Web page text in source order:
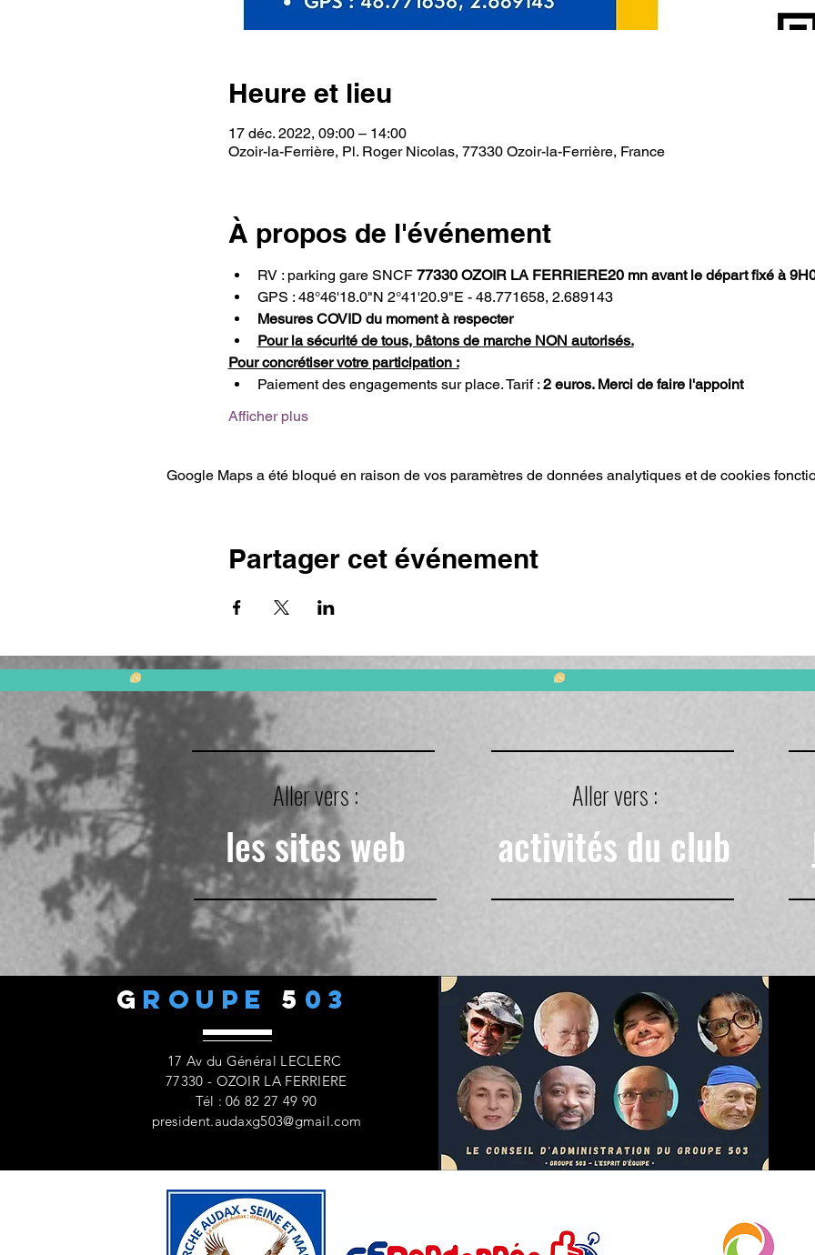
Heure et lieu
17 déc. 2022, 09:00 – 14:00
Ozoir-la-Ferrière, Pl. Roger Nicolas, 77330 Ozoir-la-Ferrière, France
À propos de l'événement
RV : parking gare SNCF 77330 OZOIR LA FERRIERE20 mn avant le départ fixé à
GPS : 48°46'18.0"N 2°41'20.9"E - 48.771658, 2.689143
Mesures COVID du moment à respecter
Pour la sécurité de tous, bâtons de marche NON autorisés.
Pour concrétiser votre participation :
Paiement des engagements sur place. Tarif : 2 euros. Merci de faire l'appoint
Afficher plus
Google Maps a été bloqué en raison de vos paramètres de données analytiques et de cookies
Partager cet événement
Aller vers :
les sites web
Aller vers :
activités du club
G ROUPE5 03
17 Av du Général LECLERC
77330 - OZOIR LA FERRIERE
Tél : 06 82 27 49 90
president.audaxg503@gmail.com